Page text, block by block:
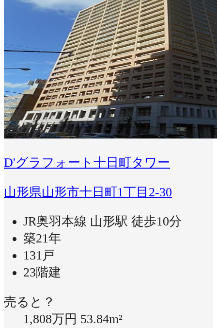
D'グラフォート十日町タワー
山形県山形市十日町1丁目2-30
JR奥羽本線 山形駅 徒歩10分
築21年
131戸
23階建
売ると？
1,808万円 53.84m²